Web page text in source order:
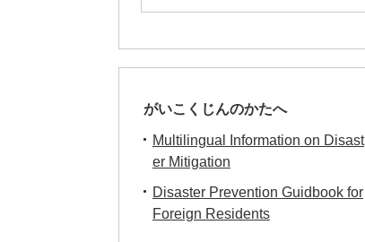
がいこくじんのかたへ
Multilingual Information on Disast
er Mitigation
Disaster Prevention Guidbook for
Foreign Residents